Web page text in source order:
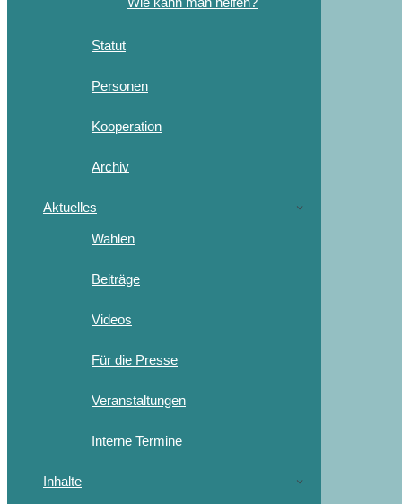
Statut
Personen
Kooperation
Archiv
Aktuelles
Wahlen
Beiträge
Videos
Für die Presse
Veranstaltungen
Interne Termine
Inhalte